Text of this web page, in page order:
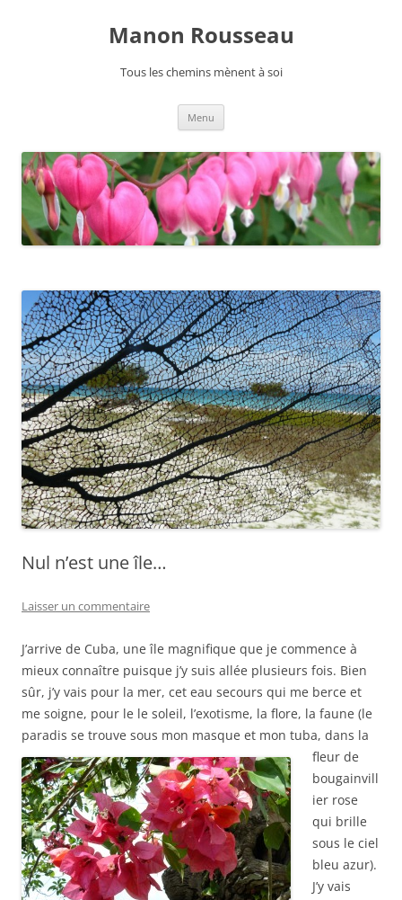
Manon Rousseau
Tous les chemins mènent à soi
Menu
Nul n’est une île…
Laisser un commentaire
J’arrive de Cuba, une île magnifique que je commence à
mieux connaître puisque j’y suis allée plusieurs fois. Bien
sûr, j’y vais pour la mer, cet eau secours qui me berce et
me soigne, pour le le soleil, l’exotisme, la flore, la faune (le
paradis se trouve sous mon masque et mon tuba, dans la
fleur de
bougainvill
ier rose
qui brille
sous le ciel
bleu azur).
J’y vais